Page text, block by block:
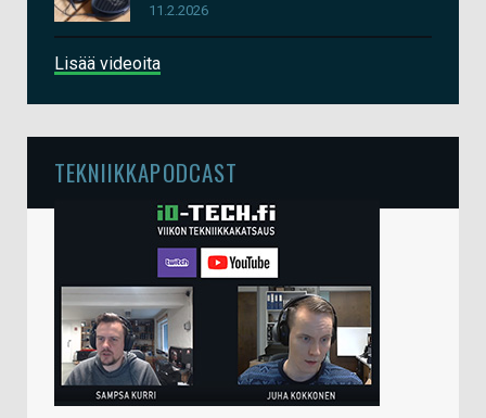
11.2.2026
Lisää videoita
TEKNIIKKAPODCAST